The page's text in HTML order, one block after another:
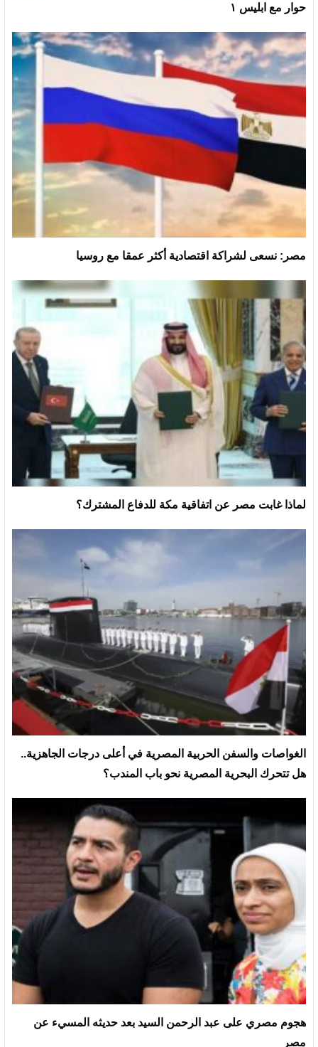
حوار مع ابليس ١
مصر: نسعى لشراكة اقتصادية أكثر عمقا مع روسيا
لماذا غابت مصر عن اتفاقية مكة للدفاع المشترك؟
الغواصات والسفن الحربية المصرية في أعلى درجات الجاهزية..
هل تتحرك البحرية المصرية نحو باب المندب؟
هجوم مصري على عبد الرحمن السيد بعد حديثه المسيء عن
مصر